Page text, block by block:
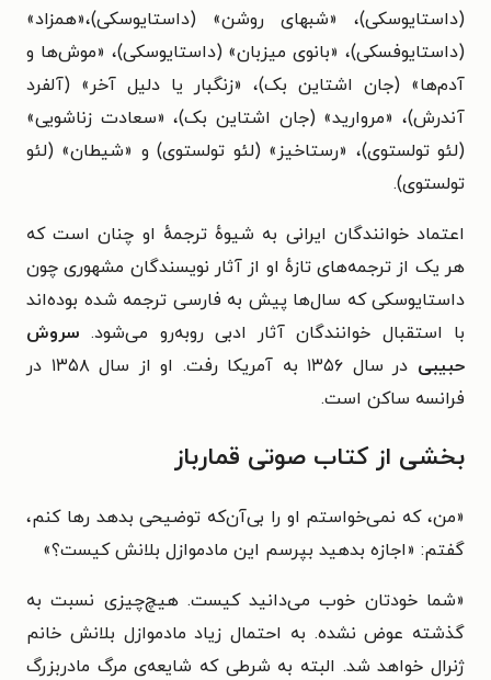
(داستایوسکی)، «شبهای روشن» (داستایوسکی)،«همزاد»
(داستایوفسکی)، «بانوی میزبان» (داستایوسکی)، «موش‌ها و
آدم‌ها» (جان اشتاین بک)، «زنگبار یا دلیل آخر» (آلفرد
آندرش)، «مروارید» (جان اشتاین بک)، «سعادت زناشویی»
(لئو تولستوی)، «رستاخیز» (لئو تولستوی) و «شیطان» (لئو
تولستوی).
اعتماد خوانندگان ایرانی به شیوهٔ ترجمهٔ او چنان است که
هر یک از ترجمه‌های تازهٔ او از آثار نویسندگان مشهوری چون
داستایوسکی که سال‌ها پیش به فارسی ترجمه شده بوده‌اند
با استقبال خوانندگان آثار ادبی روبه‌رو می‌شود. سروش
حبیبی
در سال ۱۳۵۶ به آمریکا رفت. او از سال ۱۳۵۸ در
فرانسه ساکن است.
بخشی از کتاب صوتی قمارباز
«من، که نمی‌خواستم او را بی‌آن‌که توضیحی‌ بدهد رها کنم،
گفتم: «اجازه‌ بدهید بپرسم این مادموازل بلانش کیست؟»
«شما خودتان خوب می‌دانید کیست. هیچ‌چیزی نسبت به
گذشته عوض ‌نشده. به احتمال زیاد مادموازل بلانش خانم
ژنرال خواهد شد. البته به شرطی که شایعه‌ی مرگ مادربزرگ